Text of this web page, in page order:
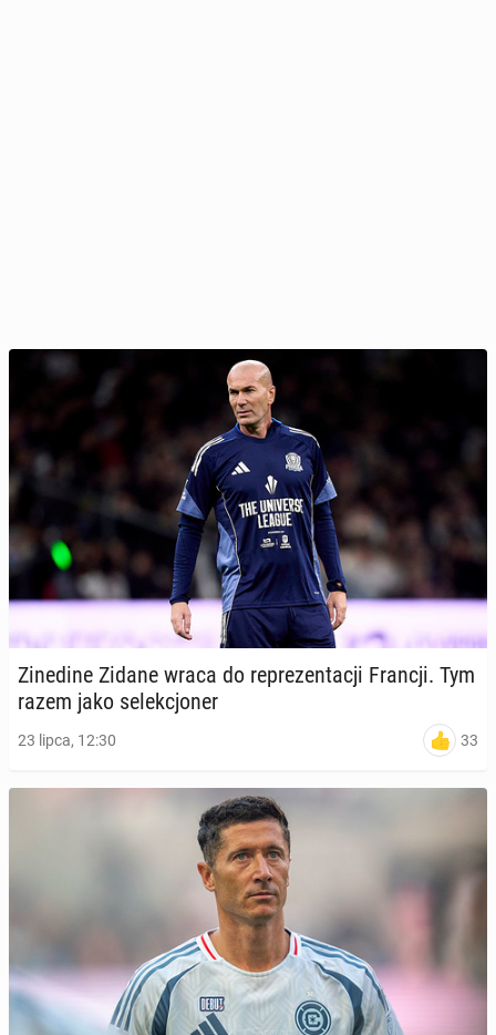
Zi­ne­di­ne Zidane wraca do re­pre­zen­ta­cji Francji. Tym
razem jako se­lek­cjo­ner
23 lipca, 12:30 33